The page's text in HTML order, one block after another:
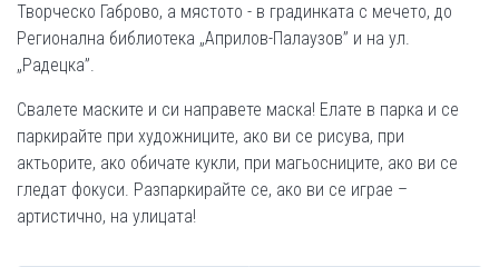
Творческо Габрово, а мястото - в градинката с мечето, до
Регионална библиотека „Априлов-Палаузов” и на ул.
„Радецка”.
Свалете маските и си направете маска! Елате в парка и се
паркирайте при художниците, ако ви се рисува, при
актьорите, ако обичате кукли, при магьосниците, ако ви се
гледат фокуси. Разпаркирайте се, ако ви се играе –
артистично, на улицата!